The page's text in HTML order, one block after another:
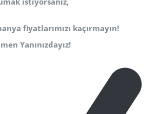
fiyatlarımızı kaçırmayın!
Yanınızdayız!